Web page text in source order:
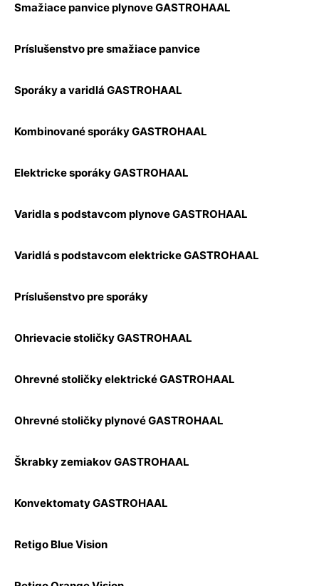
Smažiace panvice plynove GASTROHAAL
Príslušenstvo pre smažiace panvice
Sporáky a varidlá GASTROHAAL
Kombinované sporáky GASTROHAAL
Elektricke sporáky GASTROHAAL
Varidla s podstavcom plynove GASTROHAAL
Varidlá s podstavcom elektricke GASTROHAAL
Príslušenstvo pre sporáky
Ohrievacie stoličky GASTROHAAL
Ohrevné stoličky elektrické GASTROHAAL
Ohrevné stoličky plynové GASTROHAAL
Škrabky zemiakov GASTROHAAL
Konvektomaty GASTROHAAL
Retigo Blue Vision